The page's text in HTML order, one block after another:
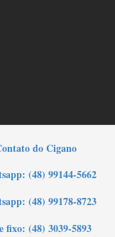
do Cigano
(48) 99144-5662
(48) 99178-8723
fixo: (48) 3039-5893